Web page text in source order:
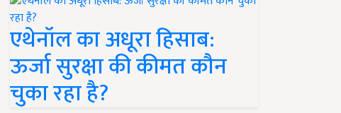
एथेनॉल का अधूरा हिसाब:
ऊर्जा सुरक्षा की कीमत कौन
चुका रहा है?